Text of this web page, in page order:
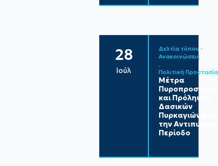
28
Ιούλ
Δελτία τύπου -
Ανακοινώσεις
Πολιτική Προστασία
Μέτρα
και Πρόληψης
Δασικών
Πυρκαγιών
την Αντιπυρική
Περίοδο